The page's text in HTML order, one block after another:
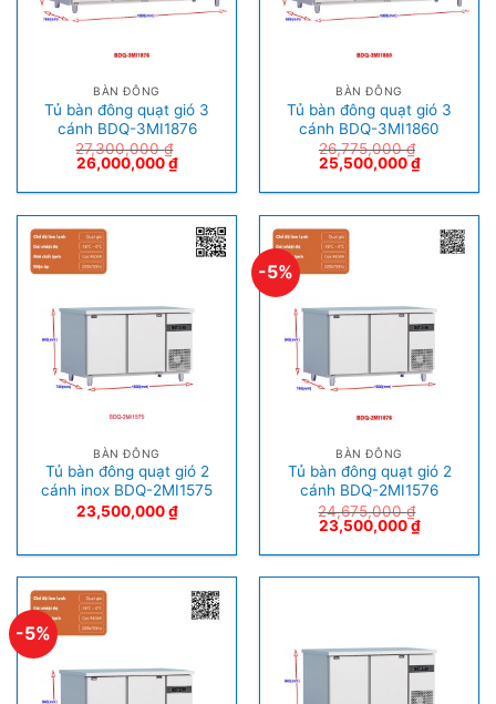
BÀN ĐÔNG
Tủ bàn đông quạt gió 3
cánh BDQ-3MI1876
27,300,000₫
26,000,000₫
BÀN ĐÔNG
Tủ bàn đông quạt gió 3
cánh BDQ-3MI1860
26,775,000₫
25,500,000₫
BÀN ĐÔNG
Tủ bàn đông quạt gió 2
cánh inox BDQ-2MI1575
23,500,000₫
-5%
BÀN ĐÔNG
Tủ bàn đông quạt gió 2
cánh BDQ-2MI1576
24,675,000₫
23,500,000₫
-5%